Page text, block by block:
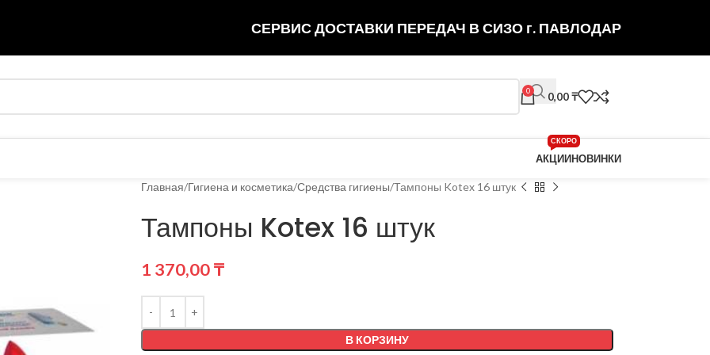
СЕРВИС ДОСТАВКИ ПЕРЕДАЧ В СИЗО г. ПАВЛОДАР
0 0,00₸
АКЦИИ
СКОРО
НОВИНКИ
Главная Гигиена и косметика Средства гигиены Тампоны Kotex 16 штук
Тампоны Kotex 16 штук
1 370,00₸
В КОРЗИНУ